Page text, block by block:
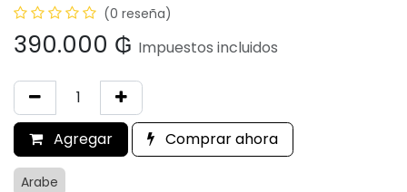
(0 reseña)
390.000 ₲ Impuestos incluidos
Agregar Comprar ahora
Arabe